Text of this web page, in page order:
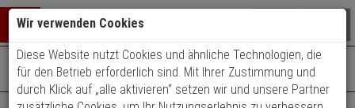
Warenkorb schließen
0 ARTIKEL IM WARENKORB
Ihr Warenkorb ist momentan leer.
+49 (0)821 899 493-0Mo. - Do.: 8:00 - 16:30 | Fr.: 8:00 - 14:00 Uhr
Wir verwenden Cookies
Diese Website nutzt Cookies und ähnliche Technologien, die
für den Betrieb erforderlich sind. Mit Ihrer Zustimmung und
durch Klick auf „alle aktivieren“ setzen wir und unsere Partner